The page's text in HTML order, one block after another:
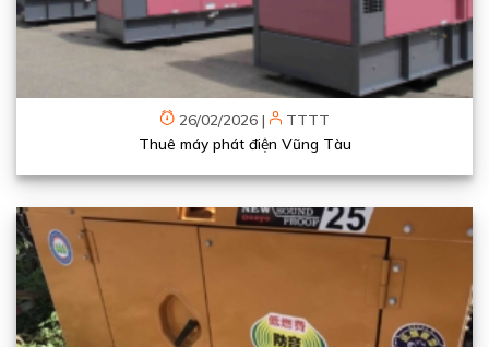
26/02/2026 |
TTTT
Thuê máy phát điện Vũng Tàu